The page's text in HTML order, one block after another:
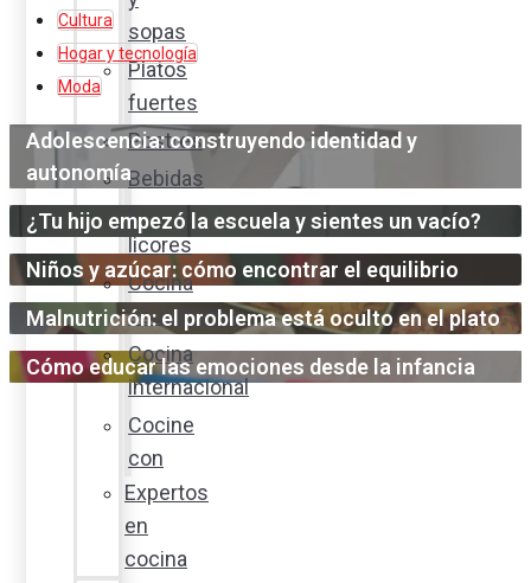
sopas
Platos
fuertes
Postres
Bebidas
y
licores
Cocina
ecuatoriana
Cocina
internacional
Cocine
con
Expertos
en
cocina
Cultura
Hogar y tecnología
Moda
Adolescencia: construyendo identidad y
autonomía
¿Tu hijo empezó la escuela y sientes un vacío?
Niños y azúcar: cómo encontrar el equilibrio
Malnutrición: el problema está oculto en el plato
Cómo educar las emociones desde la infancia